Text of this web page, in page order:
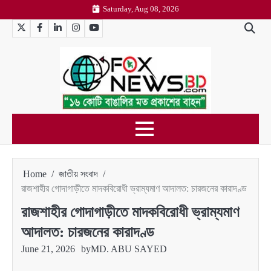
to
content
Saturday, Aug 08, 2026
TwitterFacebookLinkedInInstagramYouTube
Home
জাতীয় সংবাদ
রাজশাহীর গোদাগাড়ীতে মাদকবিরোধী ভ্রাম্যমাণ আদালত: চারজনের কারাদণ্ড
রাজশাহীর গোদাগাড়ীতে মাদকবিরোধী ভ্রাম্যমাণ
আদালত: চারজনের কারাদণ্ড
June 21, 2026 byMD. ABU SAYED